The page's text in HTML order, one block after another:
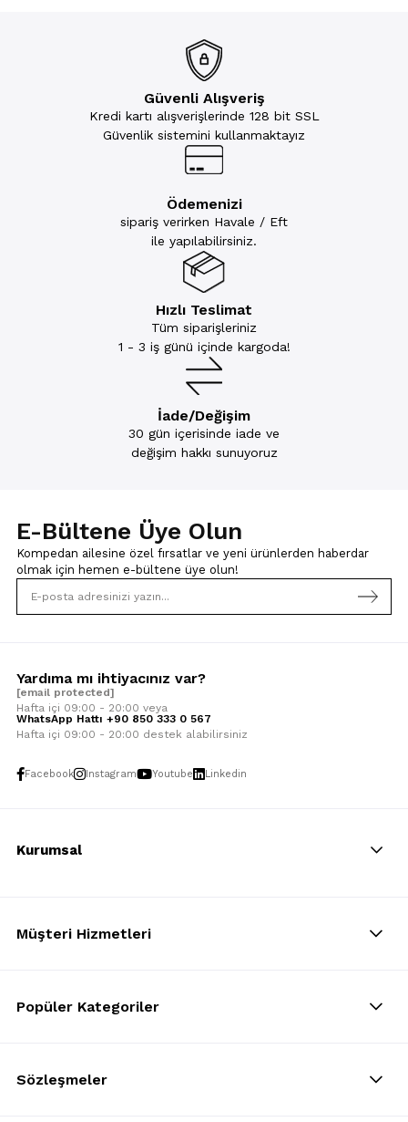
Güvenli Alışveriş
Kredi kartı alışverişlerinde 128 bit SSL
Güvenlik sistemini kullanmaktayız
Ödemenizi
sipariş verirken Havale / Eft
ile yapılabilirsiniz.
Hızlı Teslimat
Tüm siparişleriniz
1 - 3 iş günü içinde kargoda!
İade/Değişim
30 gün içerisinde iade ve
değişim hakkı sunuyoruz
E-Bültene Üye Olun
Kompedan ailesine özel fırsatlar ve yeni ürünlerden haberdar
olmak için hemen e-bültene üye olun!
Yardıma mı ihtiyacınız var?
[email protected]
Hafta içi 09:00 - 20:00 veya
WhatsApp Hattı +90 850 333 0 567
Hafta içi 09:00 - 20:00 destek alabilirsiniz
Facebook Instagram Youtube Linkedin
Kurumsal
Müşteri Hizmetleri
Popüler Kategoriler
Sözleşmeler